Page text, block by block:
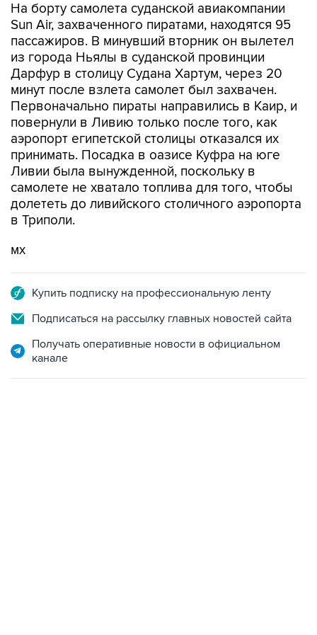
На борту самолета суданской авиакомпании
Sun Air, захваченного пиратами, находятся 95
пассажиров. В минувший вторник он вылетел
из города Ньялы в суданской провинции
Дарфур в столицу Судана Хартум, через 20
минут после взлета самолет был захвачен.
Первоначально пираты направились в Каир, и
повернули в Ливию только после того, как
аэропорт египетской столицы отказался их
принимать. Посадка в оазисе Куфра на юге
Ливии была вынужденной, поскольку в
самолете не хватало топлива для того, чтобы
долететь до ливийского столичного аэропорта
в Триполи.
мх
Купить подписку на профессиональную ленту
Подписаться на рассылку главных новостей сайта
Получать оперативные новости в официальном
канале